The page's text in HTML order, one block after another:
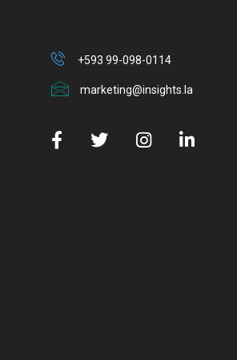
+593 99-098-0114
marketing@insights.la